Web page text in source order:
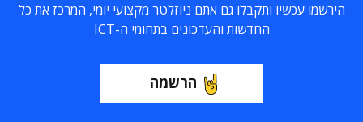
הירשמו עכשיו ותקבלו גם אתם ניוזלטר מקצועי יומי, המרכז את כל
החדשות והעדכונים בתחומי ה-ICT
הרשמה